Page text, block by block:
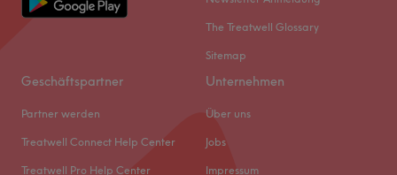
The Treatwell Glossary
Sitemap
Geschäftspartner
Partner werden
Treatwell Connect Help Center
Treatwell Pro Help Center
Unternehmen
Über uns
Jobs
Impressum